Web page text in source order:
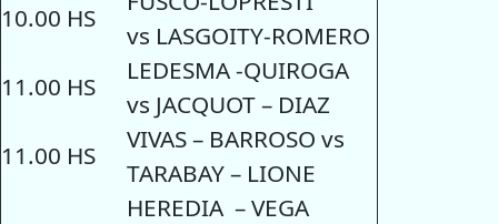
10.00 HS
vs LASGOITY-ROMERO
11.00 HS
LEDESMA -QUIROGA
vs JACQUOT – DIAZ
11.00 HS
VIVAS – BARROSO vs
TARABAY – LIONE
HEREDIA – VEGA